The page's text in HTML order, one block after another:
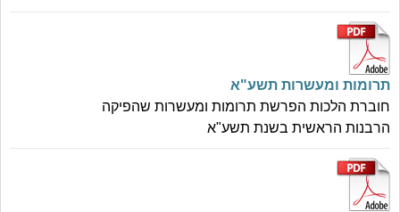
תרומות ומעשרות תשע"א
חוברת הלכות הפרשת תרומות ומעשרות שהפיקה
הרבנות הראשית בשנת תשע"א